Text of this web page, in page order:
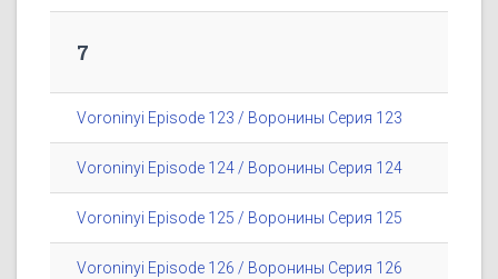
7
Voroninyi Episode 123 / Воронины Серия 123
Voroninyi Episode 124 / Воронины Серия 124
Voroninyi Episode 125 / Воронины Серия 125
Voroninyi Episode 126 / Воронины Серия 126